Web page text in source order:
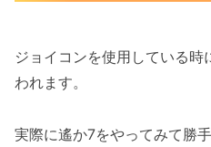
ジョイコンを使用している
われます。
実際に遙か7をやってみて勝